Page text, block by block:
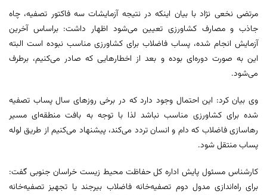
مرتضی نخعی نژاد با بیان اینکه در نتیجه آزمایشات سه فاکتور تصفیه، چاه
جاذب و مصارف کشاورزی تعیین می‌شود اظهار داشت: براساس آخرین
آزمایش انجام شده، پساب فاضلاب برای کشاورزی مناسب نبوده است البته
این به صورت دوره‌ای بوده و بعد از اخطارهایی که صادر می‌کنیم، برطرف
می‌شود.
وی بیان کرد: این احتمال وجود دارد که در برخی روزهای سال پساب تصفیه
شده برای کشاورزی مناسب نباشد لذا با توجه به بافت منطقه‌ای مسیر
رهاسازی فاضلاب که دام و انسان تردد می‌کند، پیشنهاد می‌کنیم از طریق لوله
پساب منتقل شود.
کارشناس مسئول پایش اداره کل حفاظت محیط ‌زیست خراسان جنوبی گفت:
برای راه‌اندازی مدول دوم تصفیه‌خانه فاضلاب بیرجند یا تجهیز تصفیه‌خانه